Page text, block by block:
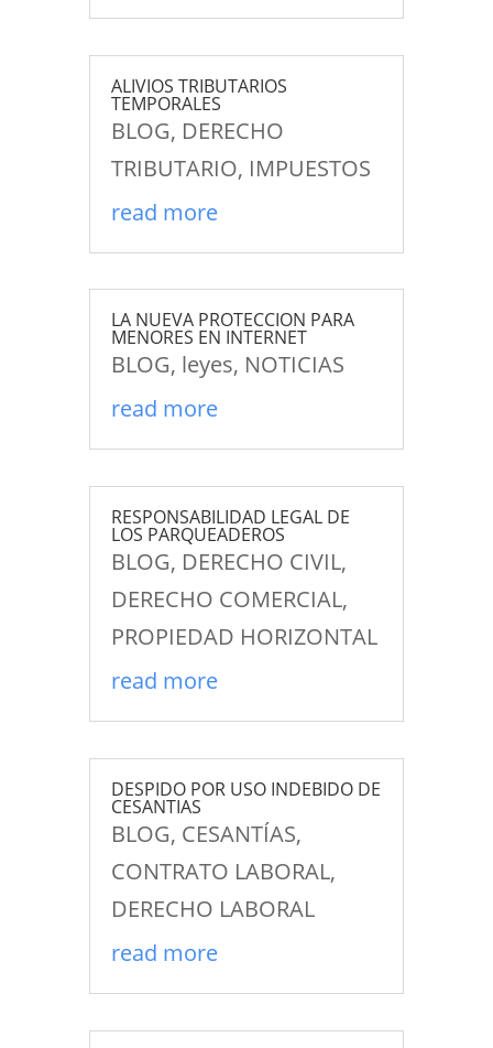
ALIVIOS TRIBUTARIOS
TEMPORALES
BLOG, DERECHO
TRIBUTARIO, IMPUESTOS
read more
LA NUEVA PROTECCION PARA
MENORES EN INTERNET
BLOG, leyes, NOTICIAS
read more
RESPONSABILIDAD LEGAL DE
LOS PARQUEADEROS
BLOG, DERECHO CIVIL,
DERECHO COMERCIAL,
PROPIEDAD HORIZONTAL
read more
DESPIDO POR USO INDEBIDO DE
CESANTIAS
BLOG, CESANTÍAS,
CONTRATO LABORAL,
DERECHO LABORAL
read more